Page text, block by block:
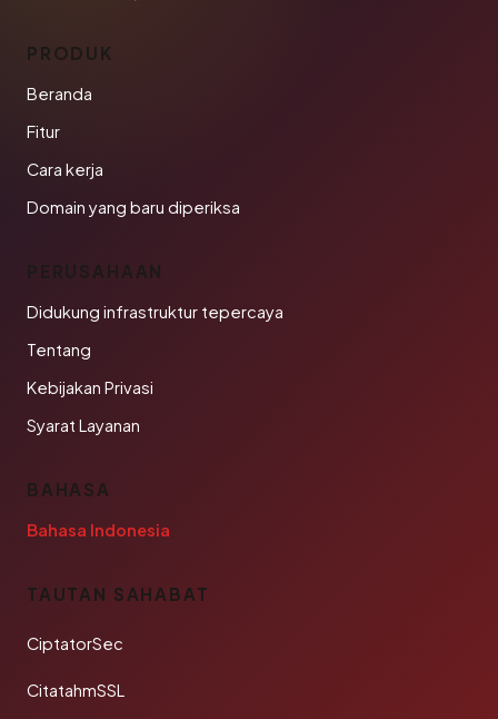
PRODUK
Beranda
Fitur
Cara kerja
Domain yang baru diperiksa
PERUSAHAAN
Didukung infrastruktur tepercaya
Tentang
Kebijakan Privasi
Syarat Layanan
BAHASA
Bahasa Indonesia
TAUTAN SAHABAT
CiptatorSec
CitatahmSSL